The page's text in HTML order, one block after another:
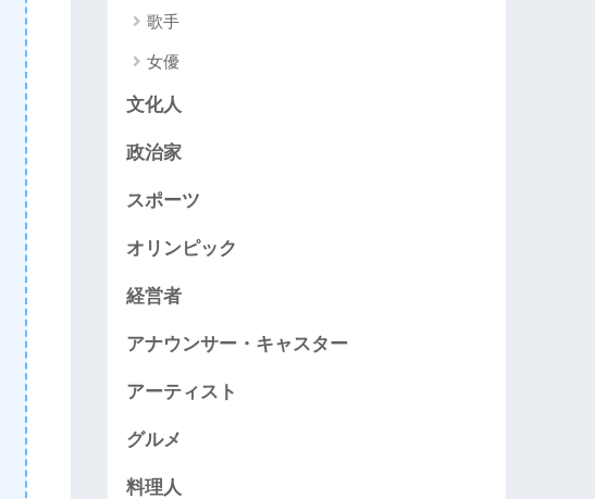
歌手
女優
文化人
政治家
スポーツ
オリンピック
経営者
アナウンサー・キャスター
アーティスト
グルメ
料理人